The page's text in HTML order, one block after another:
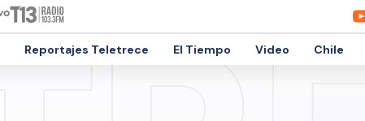
Reportajes Teletrece El Tiempo Video Chile